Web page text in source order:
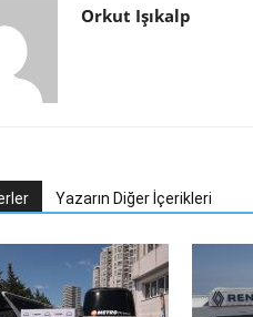
Orkut Işıkalp
Yazarın Diğer İçerikleri